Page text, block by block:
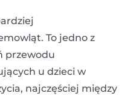
To jedno z
przewodu
u dzieci w
najczęściej między